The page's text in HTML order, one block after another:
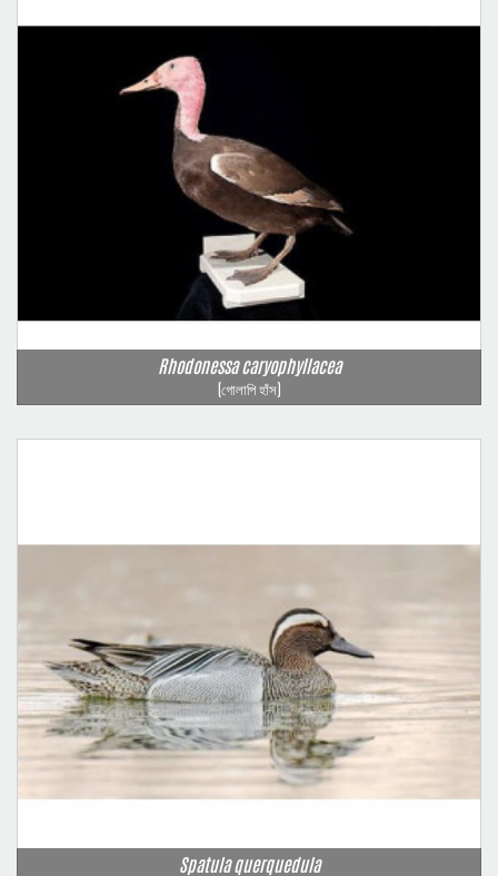
Rhodonessa caryophyllacea
(গোলাপি হাঁস)
Spatula querquedula